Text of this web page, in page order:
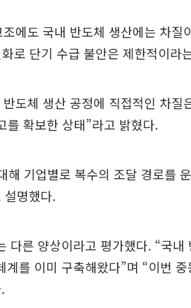
에도 국내 반도체 생산에는 차질
로 단기 수급 불안은 제한적이라
도체 생산 공정에 직접적인 차질
를 확보한 상태”라고 밝혔다.
해 기업별로 복수의 조달 경로를
설명했다.
다른 양상이라고 평가했다. “국내
를 이미 구축해왔다”며 “이번